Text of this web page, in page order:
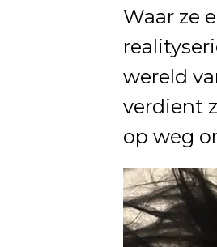
Waar ze
wereld
verdient
op weg